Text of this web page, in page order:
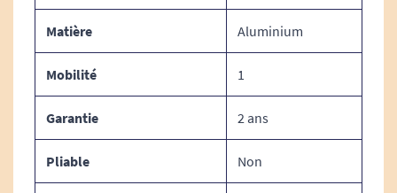
Matière Aluminium
Mobilité 1
Garantie 2 ans
Pliable Non